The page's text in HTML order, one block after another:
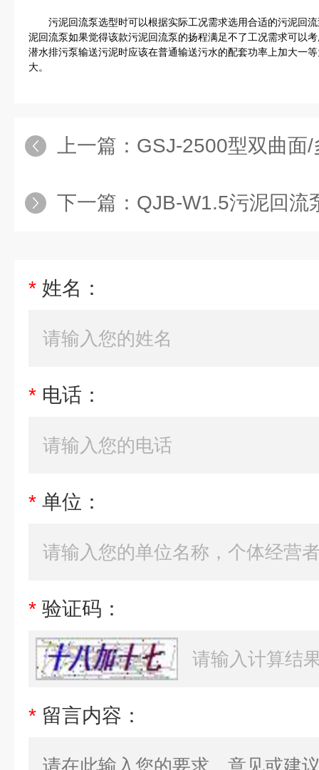
污泥回流泵选型时可以根据实际工况需求选用合适的污泥回流
泥回流泵如果觉得该款污泥回流泵的扬程满足不了工况需求可以
潜水排污泵输送污泥时应该在普通输送污水的配套功率上加大一
大。
上一篇： GSJ-2500型双曲面
下一篇： QJB-W1.5污泥回流
* 姓名：
* 电话：
* 单位：
* 验证码：
* 留言内容：